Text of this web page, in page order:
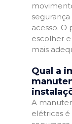
acesso. O
escolher
mais
Qual a
A
elétricas